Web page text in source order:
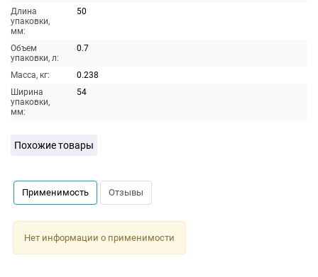
Длина
упаковки,
мм:
50
Объем
упаковки, л:
0.7
Масса, кг:
0.238
Ширина
упаковки,
мм:
54
Похожие товары
Применимость Отзывы
Нет информации о применимости